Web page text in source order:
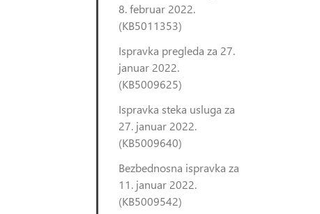
8. februar 2022.
(KB5011353)
Ispravka pregleda za 27.
januar 2022.
(KB5009625)
Ispravka steka usluga za
27. januar 2022.
(KB5009640)
Bezbednosna ispravka za
11. januar 2022.
(KB5009542)